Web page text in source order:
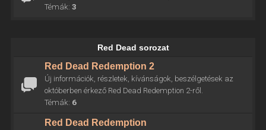
Témák: 3
Red Dead sorozat
Red Dead Redemption 2
Új információk, részletek, kívánságok, beszélgetések az
októberben érkező Red Dead Redemption 2-ről.
Témák: 6
Red Dead Redemption